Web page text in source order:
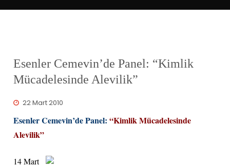
Esenler Cemevin’de Panel: “Kimlik
Mücadelesinde Alevilik”
22 Mart 2010
Esenler Cemevin’de Panel: “Kimlik Mücadelesinde
Alevilik”
14 Mart